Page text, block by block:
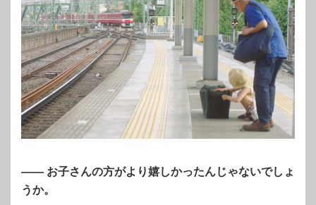
—— お子さんの方がより嬉しかったんじゃないでしょ
うか。